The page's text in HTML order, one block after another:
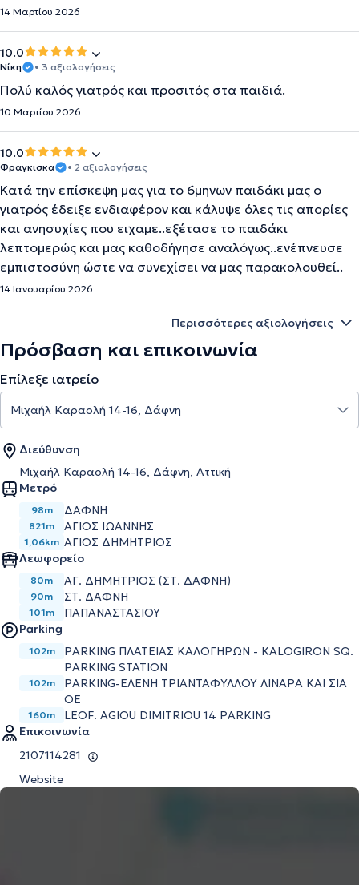
14 Μαρτίου 2026
10.0
Νίκη • 3 αξιολογήσεις
Πολύ καλός γιατρός και προσιτός στα παιδιά.
10 Μαρτίου 2026
10.0
Φραγκισκα • 2 αξιολογήσεις
Κατά την επίσκεψη μας για το 6μηνων παιδάκι μας ο
γιατρός έδειξε ενδιαφέρον και κάλυψε όλες τις απορίες
και ανησυχίες που ειχαμε..εξέτασε το παιδάκι
λεπτομερώς και μας καθοδήγησε αναλόγως..ενέπνευσε
εμπιστοσύνη ώστε να συνεχίσει να μας παρακολουθεί..
14 Ιανουαρίου 2026
Περισσότερες αξιολογήσεις
Πρόσβαση και επικοινωνία
Επίλεξε ιατρείο
Διεύθυνση
Μιχαήλ Καραολή 14-16, Δάφνη, Αττική
Μετρό
98m ΔΑΦΝΗ
821m ΑΓΙΟΣ ΙΩΑΝΝΗΣ
1,06km ΑΓΙΟΣ ΔΗΜΗΤΡΙΟΣ
Λεωφορείο
80m ΑΓ. ΔΗΜΗΤΡΙΟΣ (ΣΤ. ΔΑΦΝΗ)
90m ΣΤ. ΔΑΦΝΗ
101m
ΠΑΠΑΝΑΣΤΑΣΙΟΥ
Parking
102m
PARKING ΠΛΑΤΕΙΑΣ ΚΑΛΟΓΗΡΩΝ - KALOGIRON SQ.
PARKING STATION
102m
PARKING-ΕΛΕΝΗ ΤΡΙΑΝΤΑΦΥΛΛΟΥ ΛΙΝΑΡΑ ΚΑΙ ΣΙΑ
ΟΕ
160m
LEOF. AGIOU DIMITRIOU 14 PARKING
Επικοινωνία
2107114281
Website